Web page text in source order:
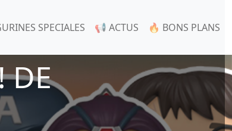
SPECIALES 📢 ACTUS 🔥 BONS PLANS
DE